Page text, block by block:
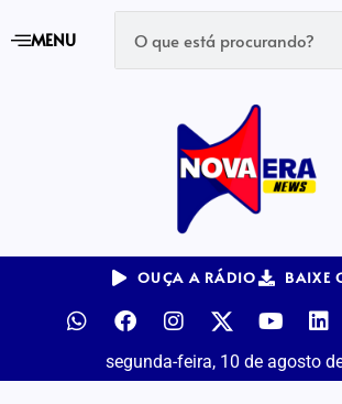
MENU
OUÇA A RÁDIO BAIXE
segunda-feira, 10 de agosto